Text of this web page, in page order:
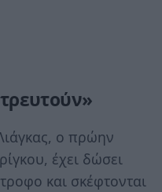
ο πρώην
έχει δώσει
και σκέφτονται